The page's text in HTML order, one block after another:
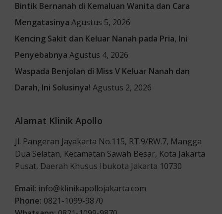
Bintik Bernanah di Kemaluan Wanita dan Cara
Mengatasinya Agustus 5, 2026
Kencing Sakit dan Keluar Nanah pada Pria, Ini
Penyebabnya Agustus 4, 2026
Waspada Benjolan di Miss V Keluar Nanah dan
Darah, Ini Solusinya! Agustus 2, 2026
Alamat Klinik Apollo
Jl. Pangeran Jayakarta No.115, RT.9/RW.7, Mangga
Dua Selatan, Kecamatan Sawah Besar, Kota Jakarta
Pusat, Daerah Khusus Ibukota Jakarta 10730
Email: info@klinikapollojakarta.com
Phone: 0821-1099-9870